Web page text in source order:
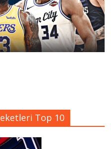
Top 10